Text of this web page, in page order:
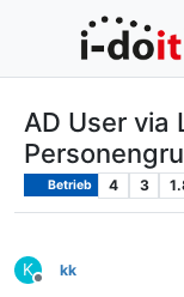
AD User via
Betrieb 4 3
K
Offline
kk